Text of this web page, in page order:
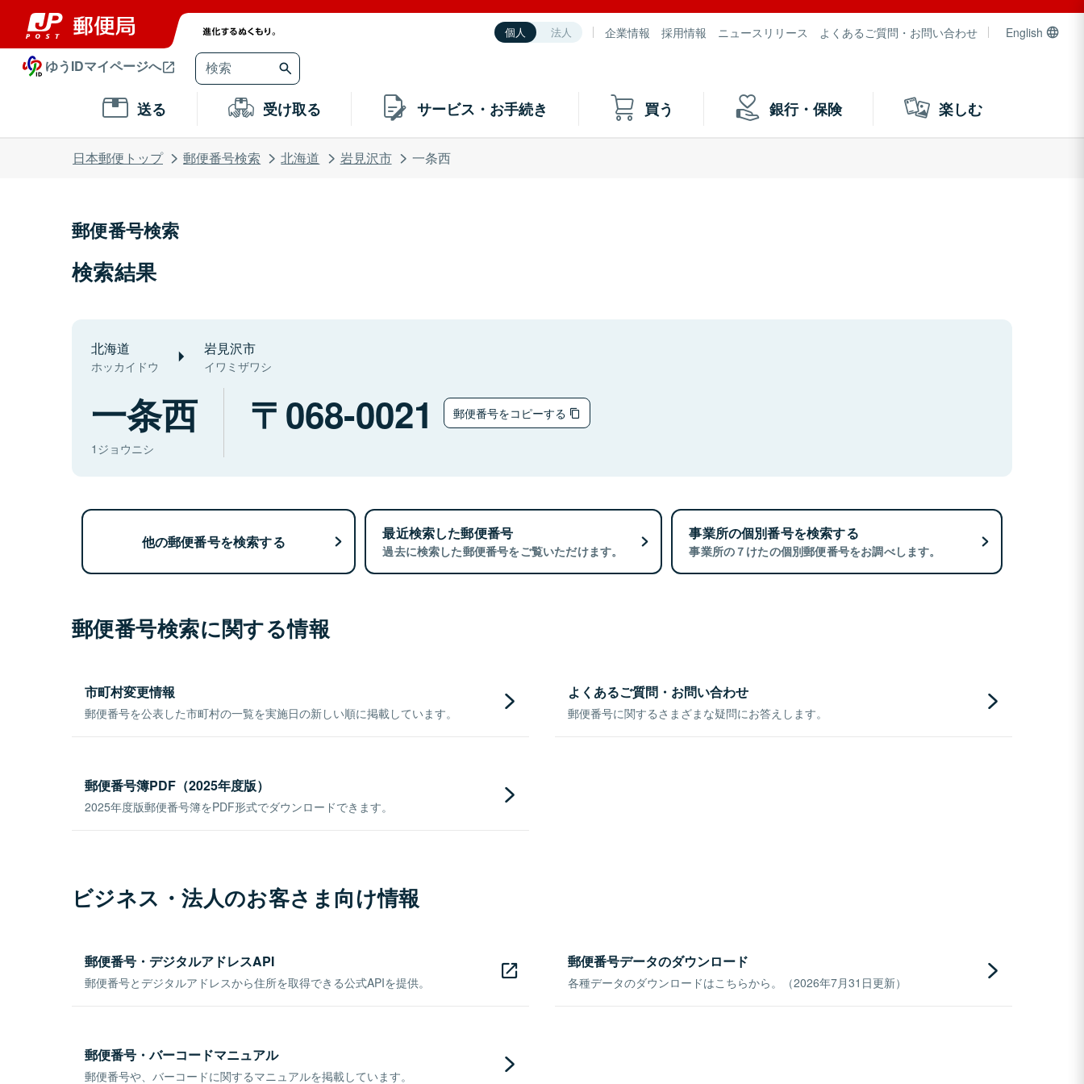
個人 法人 企業情報 採用情報 ニュースリリース よくあるご質問・お問い合わせ English
ゆうIDマイページへ
送る 受け取る サービス・お手続き 買う 銀行・保険 楽しむ
日本郵便トップ 郵便番号検索 北海道 岩見沢市 一条西
郵便番号検索
検索結果
北海道
ホッカイドウ
岩見沢市
イワミザワシ
一条西
1ジョウニシ
068-0021 郵便番号をコピーする
他の郵便番号を検索する 最近検索した郵便番号
過去に検索した郵便番号をご覧いただけます。
事業所の個別番号を検索する
事業所の７けたの個別郵便番号をお調べします。
郵便番号検索に関する情報
市町村変更情報
郵便番号を公表した市町村の一覧を実施日の新しい順に掲載しています。
よくあるご質問・お問い合わせ
郵便番号に関するさまざまな疑問にお答えします。
郵便番号簿PDF（2025年度版）
2025年度版郵便番号簿をPDF形式でダウンロードできます。
ビジネス・法人のお客さま向け情報
郵便番号・デジタルアドレスAPI
郵便番号とデジタルアドレスから住所を取得できる公式APIを提供。
郵便番号データのダウンロード
各種データのダウンロードはこちらから。（2026年7月31日更新）
郵便番号・バーコードマニュアル
郵便番号や、バーコードに関するマニュアルを掲載しています。